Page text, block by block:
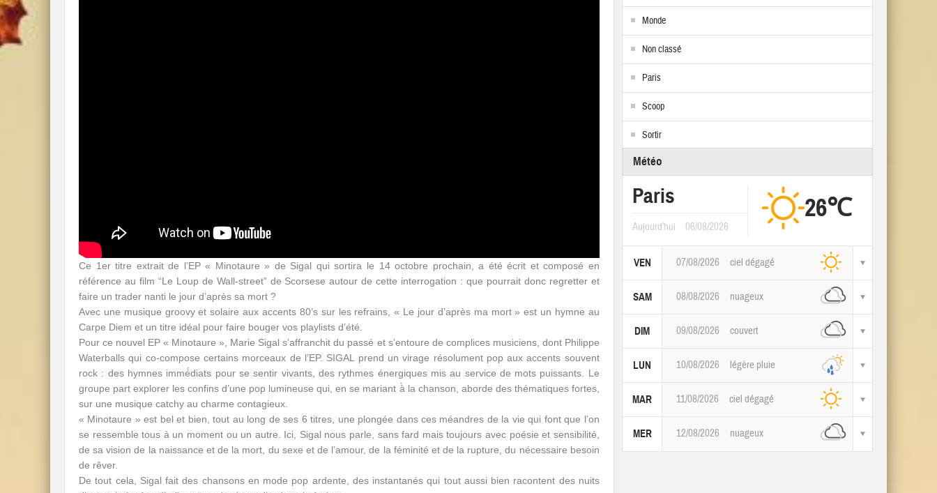
Ce 1er titre extrait de l’EP « Minotaure » de Sigal qui sortira le 14 octobre prochain, a été écrit et composé en
référence au film “Le Loup de Wall-street” de Scorsese autour de cette interrogation : que pourrait donc regretter et
faire un trader nanti le jour d’après sa mort ?
Avec une musique groovy et solaire aux accents 80’s sur les refrains, « Le jour d’après ma mort » est un hymne au
Carpe Diem et un titre idéal pour faire bouger vos playlists d’été.
Pour ce nouvel EP « Minotaure », Marie Sigal s’affranchit du passé et s’entoure de complices musiciens, dont Philippe
Waterballs qui co-compose certains morceaux de l’EP. SIGAL prend un virage résolument pop aux accents souvent
rock : des hymnes immé́diats pour se sentir vivants, des rythmes énergiques mis au service de mots puissants. Le
groupe part explorer les confins d’une pop lumineuse qui, en se mariant à̀ la chanson, aborde des thématiques fortes,
sur une musique catchy au charme contagieux.
« Minotaure » est bel et bien, tout au long de ses 6 titres, une plongée dans ces méandres de la vie qui font que l’on
se ressemble tous à un moment ou un autre. Ici, Sigal nous parle, sans fard mais toujours avec poésie et sensibilité,
de sa vision de la naissance et de la mort, du sexe et de l’amour, de la féminité et de la rupture, du nécessaire besoin
de rêver.
De tout cela, Sigal fait des chansons en mode pop ardente, des instantanés qui tout aussi bien racontent des nuits
Monde
Non classé
Paris
Scoop
Sortir
Météo
Paris
Aujourd'hui 06/08/2026
26℃
VEN 07/08/2026 ciel dégagé
SAM 08/08/2026 nuageux
DIM 09/08/2026 couvert
LUN 10/08/2026 légère pluie
MAR 11/08/2026 ciel dégagé
MER 12/08/2026 nuageux